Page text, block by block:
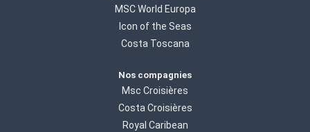
MSC World Europa
Icon of the Seas
Costa Toscana
Nos compagnies
Msc Croisières
Costa Croisières
Royal Caribean